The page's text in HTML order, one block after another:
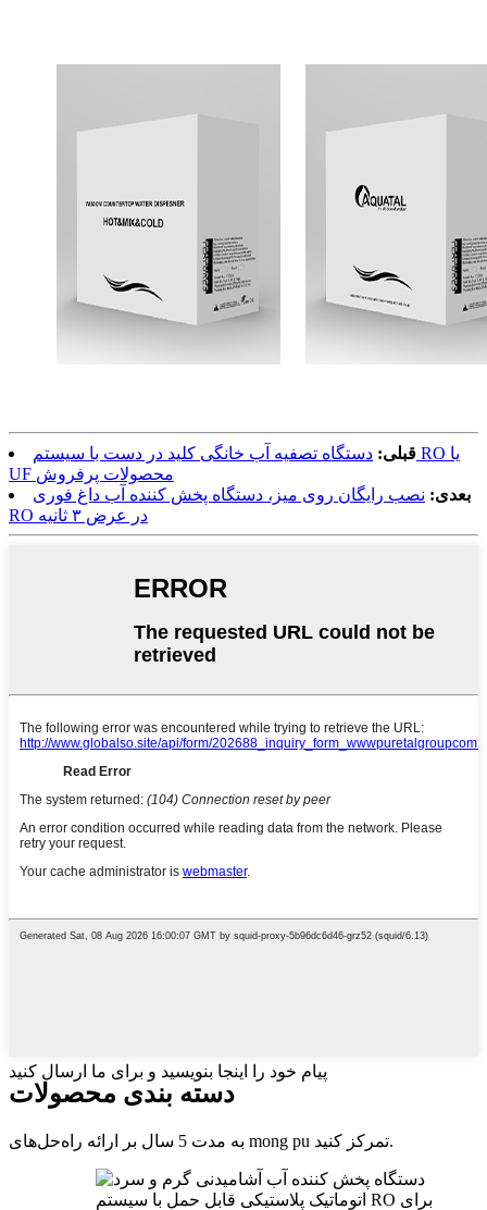
قبلی: دستگاه تصفیه آب خانگی کلید در دست با سیستم RO یا
UF محصولات پرفروش
بعدی: نصب رایگان روی میز، دستگاه پخش کننده آب داغ فوری
RO در عرض ۳ ثانیه
پیام خود را اینجا بنویسید و برای ما ارسال کنید
دسته بندی محصولات
به مدت 5 سال بر ارائه راه‌حل‌های mong pu تمرکز کنید.